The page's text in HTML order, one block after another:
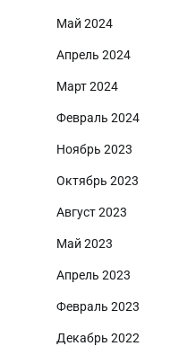
Май 2024
Апрель 2024
Март 2024
Февраль 2024
Ноябрь 2023
Октябрь 2023
Август 2023
Май 2023
Апрель 2023
Февраль 2023
Декабрь 2022